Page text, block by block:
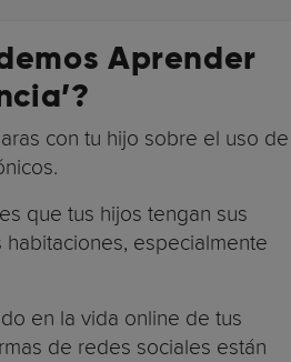
Aprender
con tu hijo sobre el uso de
que tus hijos tengan sus
especialmente
en la vida online de tus
de redes sociales están